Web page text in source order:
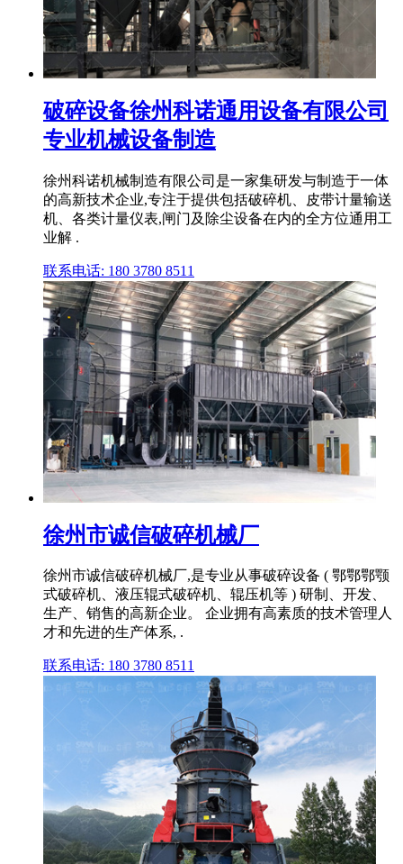
破碎设备徐州科诺通用设备有限公司
专业机械设备制造
徐州科诺机械制造有限公司是一家集研发与制造于一体
的高新技术企业,专注于提供包括破碎机、皮带计量输送
机、各类计量仪表,闸门及除尘设备在内的全方位通用工
业解 .
联系电话: 180 3780 8511
徐州市诚信破碎机械厂
徐州市诚信破碎机械厂,是专业从事破碎设备 ( 鄂鄂鄂颚
式破碎机、液压辊式破碎机、辊压机等 ) 研制、开发、
生产、销售的高新企业。 企业拥有高素质的技术管理人
才和先进的生产体系, .
联系电话: 180 3780 8511